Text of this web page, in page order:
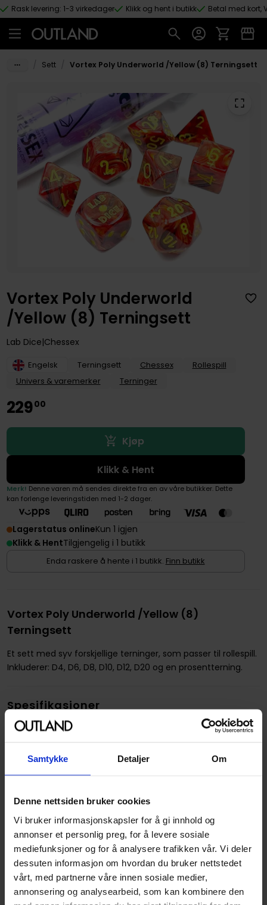
Samtykke Detaljer Om
Denne nettsiden bruker cookies
Vi bruker informasjonskapsler for å gi innhold og
annonser et personlig preg, for å levere sosiale
mediefunksjoner og for å analysere trafikken vår. Vi deler
dessuten informasjon om hvordan du bruker nettstedet
vårt, med partnerne våre innen sosiale medier,
annonsering og analysearbeid, som kan kombinere den
Hopp til hovedinnhold
Rask levering: 1-3 virkedager Klikk og hent i butikk Betal med kort,
Sett Vortex Poly Underworld /Yellow (8) Terningsett
Vortex Poly Underworld
/Yellow (8) Terningsett
Lab Dice Chessex
Engelsk Terningsett Chessex
Rollespill
Univers & varemerker
Terninger
22900
Kjøp
Klikk & Hent
Merk! Denne varen må sendes direkte fra en av våre butikker. Dette
kan forlenge leveringstiden med 1-2 dager.
Lagerstatus onlineKun 1 igjen
Klikk & HentTilgjengelig i 1 butikk
Enda raskere å hente i 1 butikk. Finn butikk
Vortex Poly Underworld /Yellow (8)
Terningsett
Et sett med syv forskjellige terninger, som passer til rollespill.
Inkluderer: D4, D6, D8, D10, D12, D20 og en prosentterning.
Spesifikasjoner
Varenummer
Opprinnelsesland :
Danmark
Format
Serie
Lab Dice
Forfattere
Chessex
Utgiver
Chessex
Språk
Engelsk